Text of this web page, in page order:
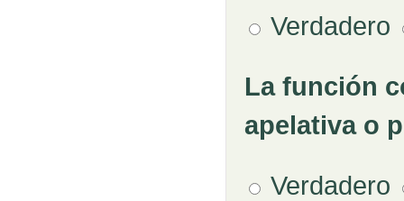
Verdadero
Pregunta 4
La función
apelativa o
Verdadero